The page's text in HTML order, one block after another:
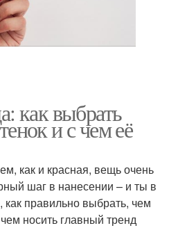
как выбрать
и с чем её
как и красная, вещь очень
шаг в нанесении – и ты в
правильно выбрать, чем
носить главный тренд